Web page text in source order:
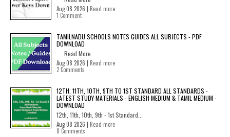
Aug 08 2026 | Read more
1 Comment
TAMILNADU SCHOOLS NOTES GUIDES ALL SUBJECTS - PDF
DOWNLOAD
Read More
Aug 08 2026 | Read more
2 Comments
12TH, 11TH, 10TH, 9TH TO 1ST STANDARD ALL STANDARDS -
LATEST STUDY MATERIALS - ENGLISH MEDIUM & TAMIL MEDIUM -
DOWNLOAD
12th, 11th, 10th, 9th - 1st Standard...
Aug 08 2026 | Read more
8 Comments